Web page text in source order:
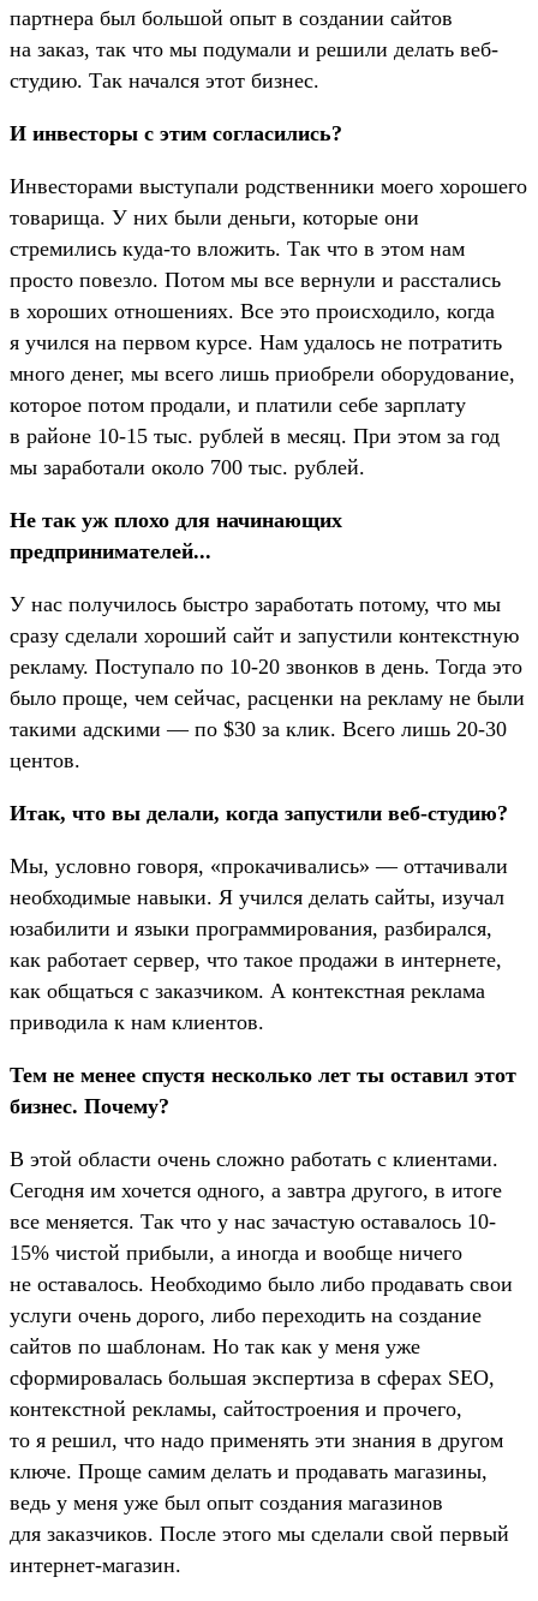
партнера был большой опыт в создании сайтов
на заказ, так что мы подумали и решили делать веб-
студию. Так начался этот бизнес.
И инвесторы с этим согласились?
Инвесторами выступали родственники моего хорошего
товарища. У них были деньги, которые они
стремились куда-то вложить. Так что в этом нам
просто повезло. Потом мы все вернули и расстались
в хороших отношениях. Все это происходило, когда
я учился на первом курсе. Нам удалось не потратить
много денег, мы всего лишь приобрели оборудование,
которое потом продали, и платили себе зарплату
в районе 10-15 тыс. рублей в месяц. При этом за год
мы заработали около 700 тыс. рублей.
Не так уж плохо для начинающих
предпринимателей...
У нас получилось быстро заработать потому, что мы
сразу сделали хороший сайт и запустили контекстную
рекламу. Поступало по 10-20 звонков в день. Тогда это
было проще, чем сейчас, расценки на рекламу не были
такими адскими — по $30 за клик. Всего лишь 20-30
центов.
Итак, что вы делали, когда запустили веб-студию?
Мы, условно говоря, «прокачивались» — оттачивали
необходимые навыки. Я учился делать сайты, изучал
юзабилити и языки программирования, разбирался,
как работает сервер, что такое продажи в интернете,
как общаться с заказчиком. А контекстная реклама
приводила к нам клиентов.
Тем не менее спустя несколько лет ты оставил этот
бизнес. Почему?
В этой области очень сложно работать с клиентами.
Сегодня им хочется одного, а завтра другого, в итоге
все меняется. Так что у нас зачастую оставалось 10-
15% чистой прибыли, а иногда и вообще ничего
не оставалось. Необходимо было либо продавать свои
услуги очень дорого, либо переходить на создание
сайтов по шаблонам. Но так как у меня уже
сформировалась большая экспертиза в сферах SEO,
контекстной рекламы, сайтостроения и прочего,
то я решил, что надо применять эти знания в другом
ключе. Проще самим делать и продавать магазины,
ведь у меня уже был опыт создания магазинов
для заказчиков. После этого мы сделали свой первый
интернет-магазин.